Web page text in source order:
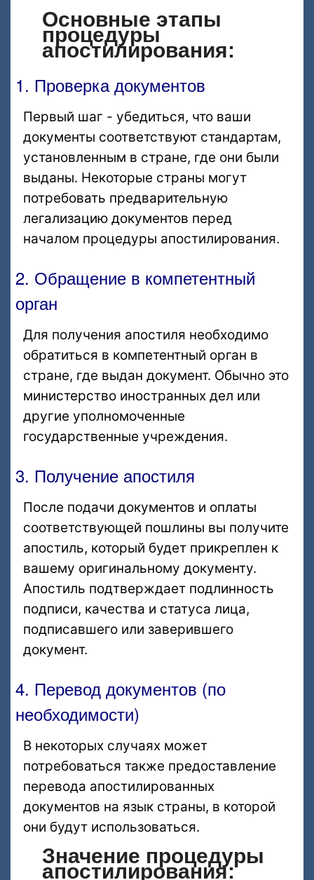
Основные этапы
процедуры
апостилирования:
1. Проверка документов
Первый шаг - убедиться, что ваши
документы соответствуют стандартам,
установленным в стране, где они были
выданы. Некоторые страны могут
потребовать предварительную
легализацию документов перед
началом процедуры апостилирования.
2. Обращение в компетентный
орган
Для получения апостиля необходимо
обратиться в компетентный орган в
стране, где выдан документ. Обычно это
министерство иностранных дел или
другие уполномоченные
государственные учреждения.
3. Получение апостиля
После подачи документов и оплаты
соответствующей пошлины вы получите
апостиль, который будет прикреплен к
вашему оригинальному документу.
Апостиль подтверждает подлинность
подписи, качества и статуса лица,
подписавшего или заверившего
документ.
4. Перевод документов (по
необходимости)
В некоторых случаях может
потребоваться также предоставление
перевода апостилированных
документов на язык страны, в которой
они будут использоваться.
Значение процедуры
апостилирования: